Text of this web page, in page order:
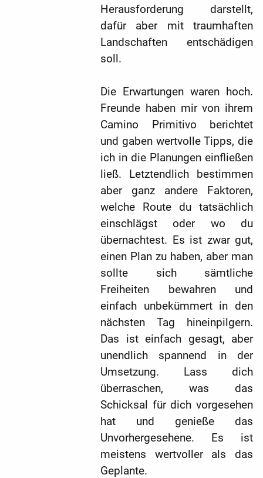
Herausforderung darstellt,
dafür aber mit traumhaften
Landschaften entschädigen
soll.
Die Erwartungen waren hoch.
Freunde haben mir von ihrem
Camino Primitivo berichtet
und gaben wertvolle Tipps, die
ich in die Planungen einfließen
ließ. Letztendlich bestimmen
aber ganz andere Faktoren,
welche Route du tatsächlich
einschlägst oder wo du
übernachtest. Es ist zwar gut,
einen Plan zu haben, aber man
sollte sich sämtliche
Freiheiten bewahren und
einfach unbekümmert in den
nächsten Tag hineinpilgern.
Das ist einfach gesagt, aber
unendlich spannend in der
Umsetzung. Lass dich
überraschen, was das
Schicksal für dich vorgesehen
hat und genieße das
Unvorhergesehene. Es ist
meistens wertvoller als das
Geplante.